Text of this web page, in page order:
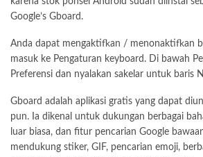
Google’s Gboard.
Anda dapat mengaktifkan / menonaktifkan
masuk ke Pengaturan keyboard. Di bawah
Preferensi dan nyalakan sakelar untuk baris
Gboard adalah aplikasi gratis yang dapat
pun. Ia dikenal untuk dukungan berbagai
luar biasa, dan fitur pencarian Google
mendukung stiker, GIF, pencarian emoji,